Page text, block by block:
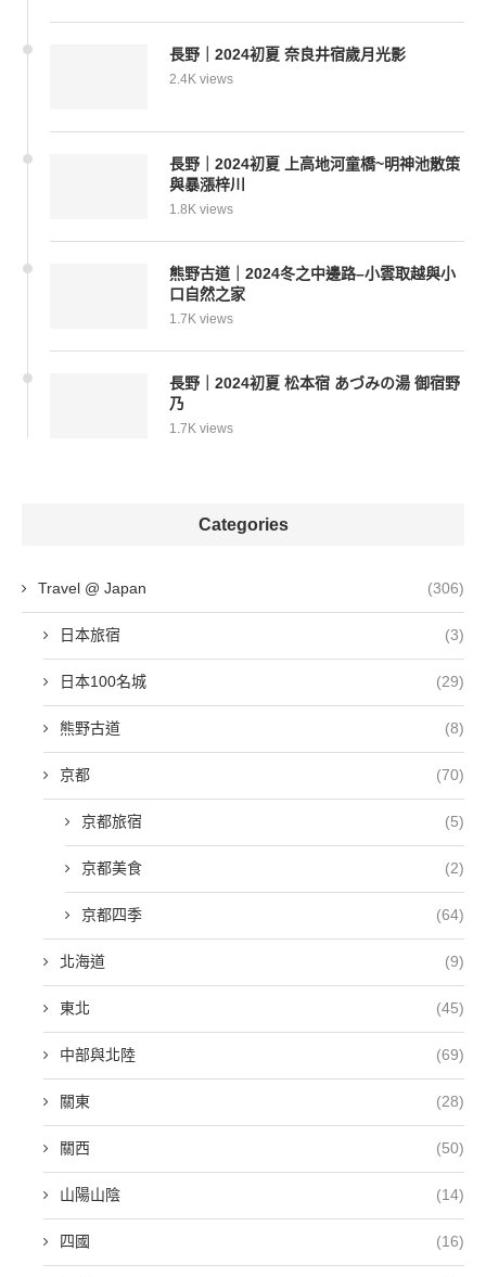
長野｜2024初夏 奈良井宿歲月光影
2.4K views
長野｜2024初夏 上高地河童橋~明神池散策
與暴漲梓川
1.8K views
熊野古道｜2024冬之中邊路–小雲取越與小
口自然之家
1.7K views
長野｜2024初夏 松本宿 あづみの湯 御宿野
乃
1.7K views
Categories
Travel @ Japan (306)
日本旅宿 (3)
日本100名城 (29)
熊野古道 (8)
京都 (70)
京都旅宿 (5)
京都美食 (2)
京都四季 (64)
北海道 (9)
東北 (45)
中部與北陸 (69)
關東 (28)
關西 (50)
山陽山陰 (14)
四國 (16)